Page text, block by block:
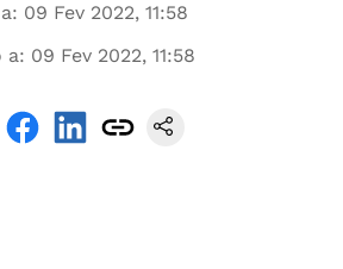
: 09 Fev 2022, 11:58
a: 09 Fev 2022, 11:58